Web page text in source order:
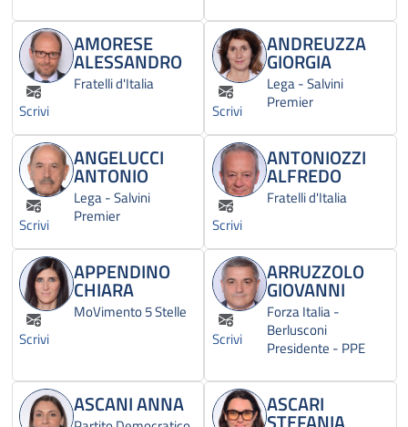
Scrivi
AMORESE
ALESSANDRO
Fratelli d'Italia
Scrivi
ANDREUZZA
GIORGIA
Lega - Salvini
Premier
Scrivi
ANGELUCCI
ANTONIO
Lega - Salvini
Premier
Scrivi
ANTONIOZZI
ALFREDO
Fratelli d'Italia
Scrivi
APPENDINO
CHIARA
MoVimento 5 Stelle
Scrivi
ARRUZZOLO
GIOVANNI
Forza Italia -
Berlusconi
Presidente - PPE
ASCANI ANNA ASCARI